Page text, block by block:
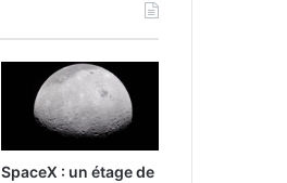
SpaceX : un étage de